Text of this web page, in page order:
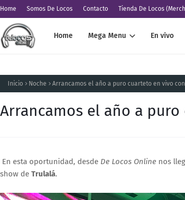
Home Somos De Locos Contacto Tienda De Locos
Home Mega Menu En vivo
Inicio Noche Arrancamos el año a puro cuarteto en vivo
Arrancamos el año a
En esta oportunidad, desde De Locos Online nos
show de Trulalá.